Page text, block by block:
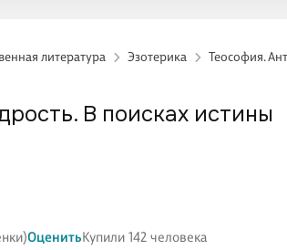
литература Эзотерика Теософия.
В поисках истины
ОценитьКупили 142 человека